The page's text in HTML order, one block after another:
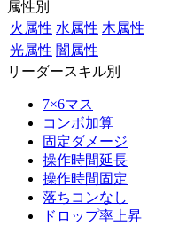
属性別
火属性 水属性 木属性
光属性 闇属性
リーダースキル別
7×6マス
コンボ加算
固定ダメージ
操作時間延長
操作時間固定
落ちコンなし
ドロップ率上昇